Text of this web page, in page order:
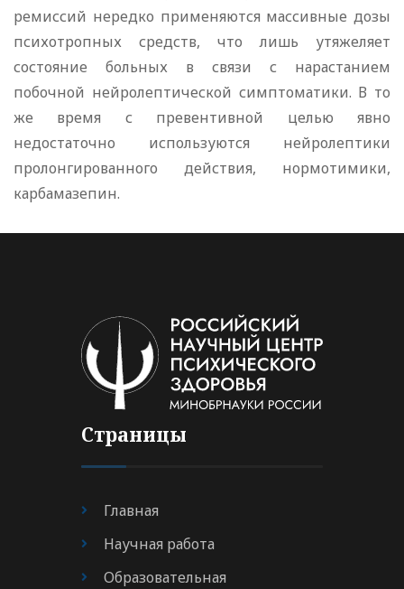
ремиссий нередко применяются массивные дозы
психотропных средств, что лишь утяжеляет
состояние больных в связи с нарастанием
побочной нейролептической симптоматики. В то
же время с превентивной целью явно
недостаточно используются нейролептики
пролонгированного действия, нормотимики,
карбамазепин.
Страницы
Главная
Научная работа
Образовательная